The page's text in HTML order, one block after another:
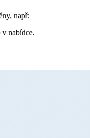
např:
nabídce.